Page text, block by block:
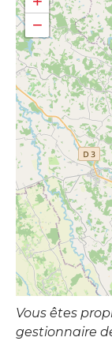
−
Vous êtes
gestionnaire